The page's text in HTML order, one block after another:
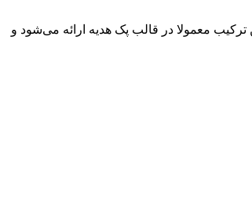
ترکیب معمولا در قالب پک هدیه ارائه می‌شود و